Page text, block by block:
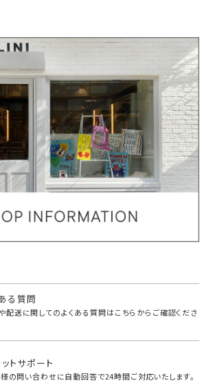
る質問
配送に関してのよくある質問はこちらからご確認くださ
トサポート
の問い合わせに自動回答で24時間ご対応いたします。